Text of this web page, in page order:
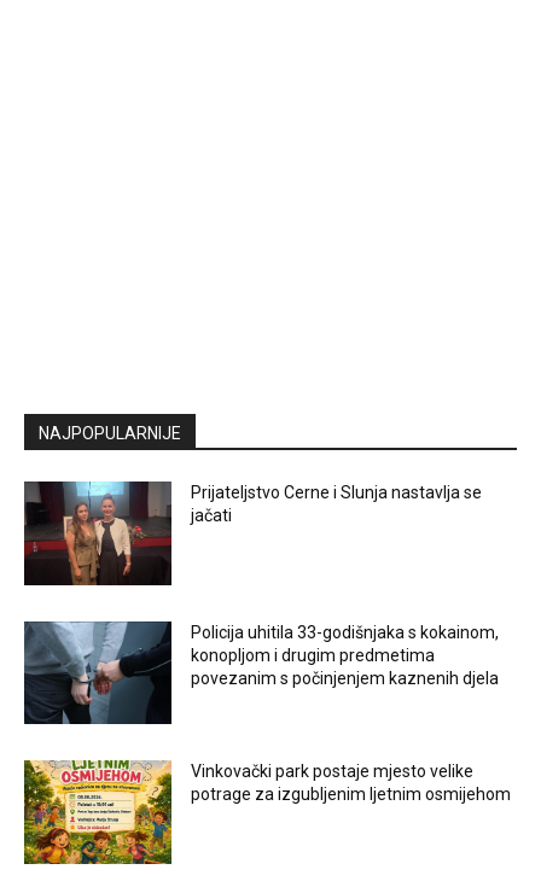
NAJPOPULARNIJE
Prijateljstvo Cerne i Slunja nastavlja se
jačati
Policija uhitila 33-godišnjaka s kokainom,
konopljom i drugim predmetima
povezanim s počinjenjem kaznenih djela
Vinkovački park postaje mjesto velike
potrage za izgubljenim ljetnim osmijehom